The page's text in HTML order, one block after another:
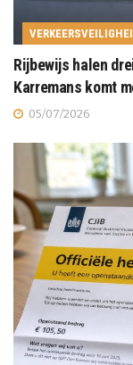
Rijbewijs halen
Karremans komt
05/07/2026